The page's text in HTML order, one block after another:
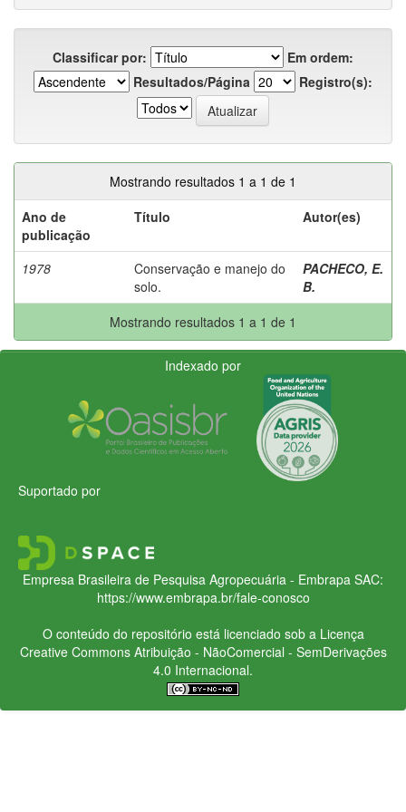
Classificar por:
Em ordem:
Resultados/Página
Registro(s):
Mostrando resultados 1 a 1 de 1
Ano de
publicação
Título Autor(es)
1978
Conservação e manejo do
solo.
PACHECO, E.
B.
Mostrando resultados 1 a 1 de 1
Indexado por
Suportado por
Empresa Brasileira de Pesquisa Agropecuária - Embrapa SAC:
https://www.embrapa.br/fale-conosco
O conteúdo do repositório está licenciado sob a Licença
Creative CommonsAtribuição - NãoComercial - SemDerivações
4.0 Internacional.